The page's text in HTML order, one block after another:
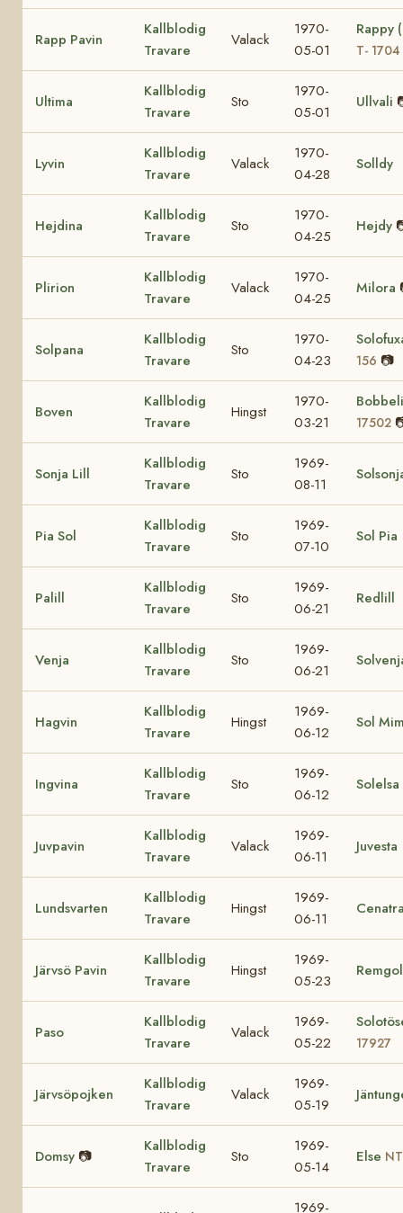
Rapp Pavin
Kallblodig
Travare
Valack
1970-
05-01
Rappy
T- 1704
Ultima
Kallblodig
Travare
Sto
1970-
05-01
Ullvali
Lyvin
Kallblodig
Travare
Valack
1970-
04-28
Solldy
Hejdina
Kallblodig
Travare
Sto
1970-
04-25
Hejdy
Plirion
Kallblodig
Travare
Valack
1970-
04-25
Milora
Solpana
Kallblodig
Travare
Sto
1970-
04-23
156 📷
Boven
Kallblodig
Travare
Hingst
1970-
03-21
17502
Sonja Lill
Kallblodig
Travare
Sto
1969-
08-11
Pia Sol
Kallblodig
Travare
Sto
1969-
07-10
Sol Pia
Palill
Kallblodig
Travare
Sto
1969-
06-21
Redlill
Venja
Kallblodig
Travare
Sto
1969-
06-21
Hagvin
Kallblodig
Travare
Hingst
1969-
06-12
Sol
Ingvina
Kallblodig
Travare
Sto
1969-
06-12
Solelsa
Juvpavin
Kallblodig
Travare
Valack
1969-
06-11
Juvesta
Lundsvarten
Kallblodig
Travare
Hingst
1969-
06-11
Järvsö Pavin
Kallblodig
Travare
Hingst
1969-
05-23
Paso
Kallblodig
Travare
Valack
1969-
05-22
17927
Järvsöpojken
Kallblodig
Travare
Valack
1969-
05-19
Domsy 📷
Kallblodig
Travare
Sto
1969-
05-14
Else
1969-